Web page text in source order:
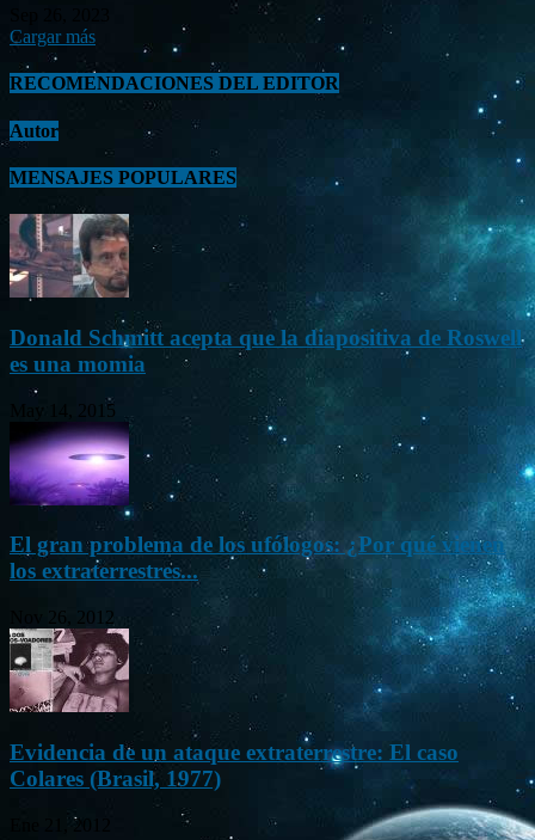
Cargar más
RECOMENDACIONES DEL EDITOR
Autor
MENSAJES POPULARES
Donald Schmitt acepta que la diapositiva de Roswell
es una momia
May 14, 2015
El gran problema de los ufólogos: ¿Por qué vienen
los extraterrestres...
Nov 26, 2012
Evidencia de un ataque extraterrestre: El caso
Colares (Brasil, 1977)
Ene 21, 2012